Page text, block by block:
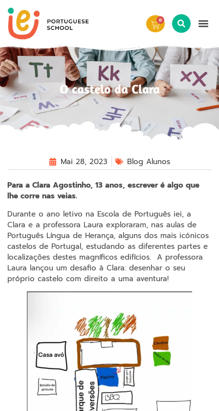
0
O castelo da Clara
Mai 28, 2023 Blog Alunos
Para a Clara Agostinho, 13 anos, escrever é algo que
lhe corre nas veias.
Durante o ano letivo na Escola de Português iei, a
Clara e a professora Laura exploraram, nas aulas de
Português Língua de Herança, alguns dos mais icónicos
castelos de Portugal, estudando as diferentes partes e
localizações destes magníficos edifícios. A professora
Laura lançou um desafio à Clara: desenhar o seu
próprio castelo com direito a uma aventura!